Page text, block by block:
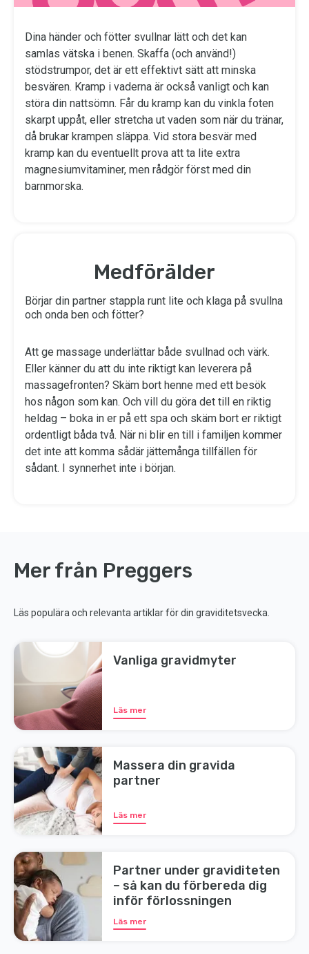
Dina händer och fötter svullnar lätt och det kan
samlas vätska i benen. Skaffa (och använd!)
stödstrumpor, det är ett effektivt sätt att minska
besvären. Kramp i vaderna är också vanligt och kan
störa din nattsömn. Får du kramp kan du vinkla foten
skarpt uppåt, eller stretcha ut vaden som när du tränar,
då brukar krampen släppa. Vid stora besvär med
kramp kan du eventuellt prova att ta lite extra
magnesiumvitaminer, men rådgör först med din
barnmorska.
Medförälder
Börjar din partner stappla runt lite och klaga på svullna
och onda ben och fötter?
Att ge massage underlättar både svullnad och värk.
Eller känner du att du inte riktigt kan leverera på
massagefronten? Skäm bort henne med ett besök
hos någon som kan. Och vill du göra det till en riktig
heldag – boka in er på ett spa och skäm bort er riktigt
ordentligt båda två. När ni blir en till i familjen kommer
det inte att komma sådär jättemånga tillfällen för
sådant. I synnerhet inte i början.
Mer från Preggers
Läs populära och relevanta artiklar för din graviditetsvecka.
Vanliga gravidmyter
Läs mer
Massera din gravida
partner
Läs mer
Partner under graviditeten
– så kan du förbereda dig
inför förlossningen
Läs mer